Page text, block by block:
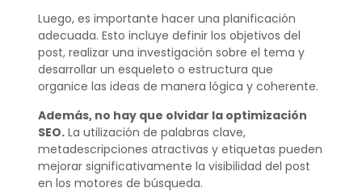
Luego, es importante hacer una planificación
adecuada. Esto incluye definir los objetivos del
post, realizar una investigación sobre el tema y
desarrollar un esqueleto o estructura que
organice las ideas de manera lógica y coherente.
Además, no hay que olvidar la optimización
SEO.La utilización de palabras clave,
metadescripciones atractivas y etiquetas pueden
mejorar significativamente la visibilidad del post
en los motores de búsqueda.